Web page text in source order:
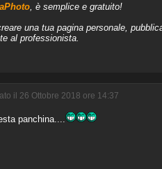
, è semplice e gratuito!
una tua pagina personale,
al professionista.
il 26 Ottobre 2018 ore 14:37
panchina....